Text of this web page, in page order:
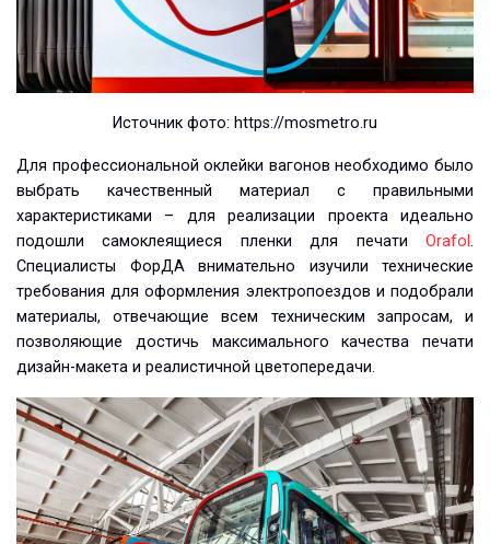
Источник фото: https://mosmetro.ru
Для профессиональной оклейки вагонов необходимо было
выбрать качественный материал с правильными
характеристиками – для реализации проекта идеально
подошли самоклеящиеся пленки для печати Orafol .
Специалисты ФорДА внимательно изучили технические
требования для оформления электропоездов и подобрали
материалы, отвечающие всем техническим запросам, и
позволяющие достичь максимального качества печати
дизайн-макета и реалистичной цветопередачи.